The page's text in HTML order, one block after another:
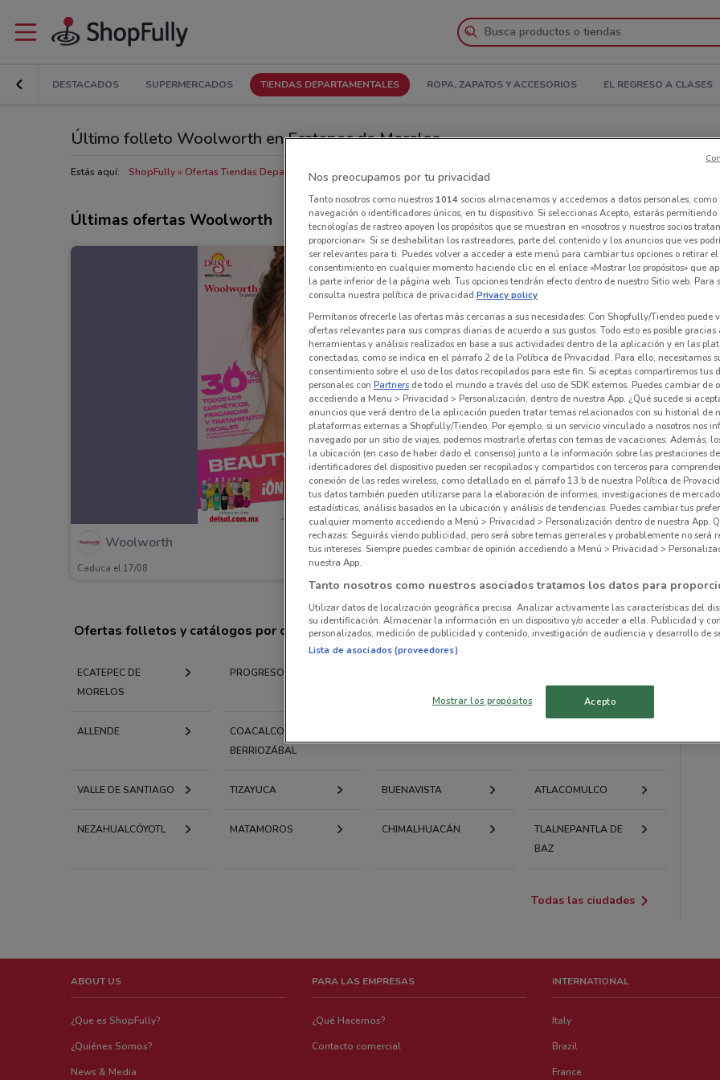
DESTACADOS SUPERMERCADOS TIENDAS DEPARTAMENTALES ROPA, ZAPATOS Y ACCESORIOS EL REGRESO A CLASES
Último folleto Woolworth en Ecatepec de Morelos
Estás aquí: ShopFully Ofertas Tiendas Departamentales en Ecatepec de Morelos Tiendas Woolworth en Ecatepec de Morelos
Últimas ofertas Woolworth
Woolworth
Caduca el 17/08
Ofertas folletos y catálogos por ciudad a tu alrededor
ECATEPEC DE
MORELOS
PROGRESO
ALLENDE
COACALCO DE
BERRIOZÁBAL
VALLE DE SANTIAGO TIZAYUCA BUENAVISTA ATLACOMULCO
NEZAHUALCÓYOTL MATAMOROS CHIMALHUACÁN
TLALNEPANTLA DE
BAZ
Todas las ciudades
ABOUT US
¿Que es ShopFully?
¿Quiénes Somos?
News & Media
PARA LAS EMPRESAS
¿Qué Hacemos?
Contacto comercial
INTERNATIONAL
Italy
Brazil
France
Nos preocupamos por tu privacidad
Tanto nosotros como nuestros 1014socios almacenamos y accedemos a datos personales, como
navegación o identificadores únicos, en tu dispositivo. Si seleccionas Acepto, estarás
tecnologías de rastreo apoyen los propósitos que se muestran en «nosotros y nuestros socios
proporcionar». Si se deshabilitan los rastreadores, parte del contenido y los anuncios que ves
ser relevantes para ti. Puedes volver a acceder a este menú para cambiar tus opciones o retirar el
consentimiento en cualquier momento haciendo clic en el enlace «Mostrar los propósitos» que
la parte inferior de la página web. Tus opciones tendrán efecto dentro de nuestro Sitio web. Para
consulta nuestra política de privacidad.Privacy policy
Permítanos ofrecerle las ofertas más cercanas a sus necesidades: Con Shopfully/Tiendeo puede
ofertas relevantes para sus compras diarias de acuerdo a sus gustos. Todo esto es posible gracias
herramientas y análisis realizados en base a sus actividades dentro de la aplicación y en las
conectadas, como se indica en el párrafo 2 de la Política de Privacidad. Para ello, necesitamos
consentimiento sobre el uso de los datos recopilados para este fin. Si aceptas compartiremos tus
personales con Partners de todo el mundo a través del uso de SDK externos. Puedes cambiar de
accediendo a Menu > Privacidad > Personalización, dentro de nuestra App. ¿Qué sucede si
anuncios que verá dentro de la aplicación pueden tratar temas relacionados con su historial de
plataformas externas a Shopfully/Tiendeo. Por ejemplo, si un servicio vinculado a nosotros nos
navegado por un sitio de viajes, podemos mostrarle ofertas con temas de vacaciones. Además,
la ubicación (en caso de haber dado el consenso) junto a la información sobre las prestaciones
identificadores del dispositivo pueden ser recopilados y compartidos con terceros para
conexión de las redes wireless, como detallado en el párrafo 13.b de nuestra Política de
tus datos también pueden utilizarse para la elaboración de informes, investigaciones de
estadísticas, análisis basados en la ubicación y análisis de tendencias. Puedes cambiar tus
cualquier momento accediendo a Menú > Privacidad > Personalización dentro de nuestra App.
rechazas: Seguirás viendo publicidad, pero será sobre temas generales y probablemente no será
tus intereses. Siempre puedes cambiar de opinión accediendo a Menú > Privacidad >
nuestra App.
Tanto nosotros como nuestros asociados tratamos los datos para
Utilizar datos de localización geográfica precisa. Analizar activamente las características del
su identificación. Almacenar la información en un dispositivo y/o acceder a ella. Publicidad y
personalizados, medición de publicidad y contenido, investigación de audiencia y desarrollo de
Lista de asociados (proveedores)
Mostrar los propósitos Acepto